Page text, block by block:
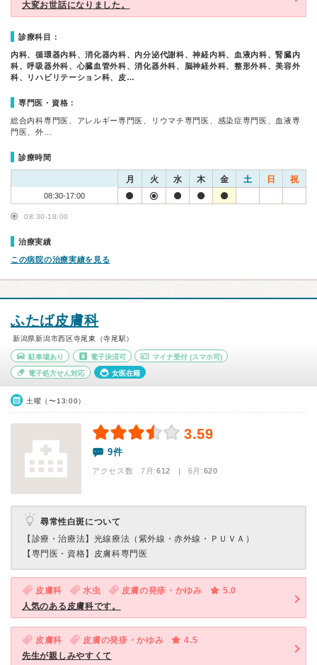
大変お世話になりました。
診療科目：
内科、循環器内科、消化器内科、内分泌代謝科、神経内科、血液内科、腎臓内
科、呼吸器外科、心臓血管外科、消化器外科、脳神経外科、整形外科、美容外
科、リハビリテーション科、皮…
専門医・資格：
総合内科専門医、アレルギー専門医、リウマチ専門医、感染症専門医、血液専
門医、外…
診療時間
月 火 水 木 金 土 日 祝
08:30-17:00
08:30-18:00
治療実績
この病院の治療実績を見る
ふたば皮膚科
新潟県新潟市西区寺尾東（寺尾駅）
駐車場あり 電子決済可 マイナ受付 (スマホ可)
電子処方せん対応 女医在籍
土曜（〜13:00）
3.59
9件
アクセス数 7月:612 | 6月:620
尋常性白斑について
【診療・治療法】 光線療法（紫外線・赤外線・ＰＵＶＡ）
【専門医・資格】 皮膚科専門医
皮膚科 水虫 皮膚の発疹・かゆみ
5.0
人気のある皮膚科です。
皮膚科 皮膚の発疹・かゆみ
4.5
先生が親しみやすくて